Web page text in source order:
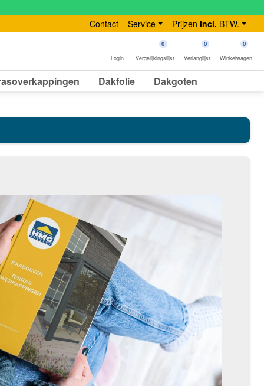
Contact Service Prijzen incl. BTW.
Login
0
Vergelijkingslijst
0
Verlanglijst
0
Winkelwagen
Dakfolie Dakgoten